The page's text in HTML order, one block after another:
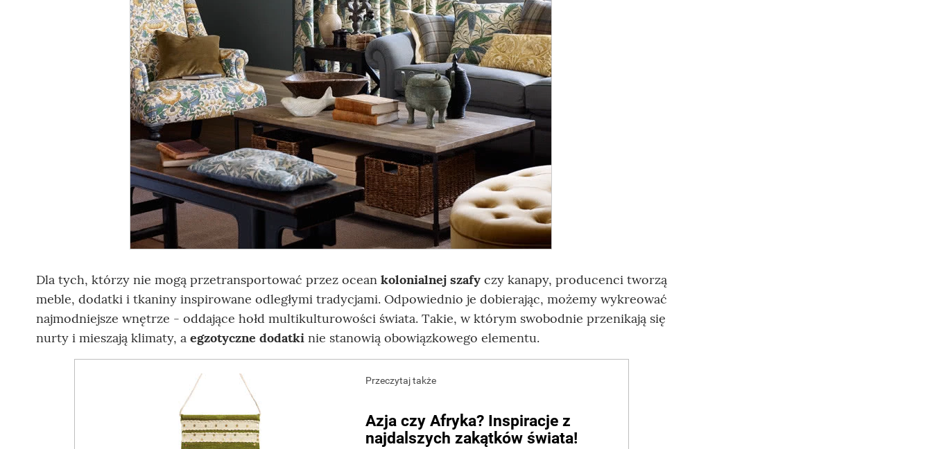
Dla tych, którzy nie mogą przetransportować przez ocean kolonialnej szafy czy kanapy, producenci tworzą
meble, dodatki i tkaniny inspirowane odległymi tradycjami. Odpowiednio je dobierając, możemy wykreować
najmodniejsze wnętrze - oddające hołd multikulturowości świata. Takie, w którym swobodnie przenikają się
nurty i mieszają klimaty, a egzotyczne dodatki nie stanowią obowiązkowego elementu.